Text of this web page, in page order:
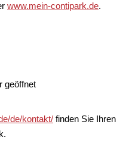
www.mein-contipark.de.
geöffnet
de/kontakt/ finden Sie Ihren